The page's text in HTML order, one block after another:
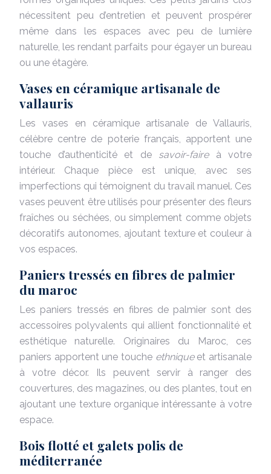
nécessitent peu d’entretien et peuvent prospérer
même dans les espaces avec peu de lumière
naturelle, les rendant parfaits pour égayer un bureau
ou une étagère.
Vases en céramique artisanale de
vallauris
Les vases en céramique artisanale de Vallauris,
célèbre centre de poterie français, apportent une
touche d’authenticité et de savoir-faire à votre
intérieur. Chaque pièce est unique, avec ses
imperfections qui témoignent du travail manuel. Ces
vases peuvent être utilisés pour présenter des fleurs
fraîches ou séchées, ou simplement comme objets
décoratifs autonomes, ajoutant texture et couleur à
vos espaces.
Paniers tressés en fibres de palmier
du maroc
Les paniers tressés en fibres de palmier sont des
accessoires polyvalents qui allient fonctionnalité et
esthétique naturelle. Originaires du Maroc, ces
paniers apportent une touche ethnique et artisanale
à votre décor. Ils peuvent servir à ranger des
couvertures, des magazines, ou des plantes, tout en
ajoutant une texture organique intéressante à votre
espace.
Bois flotté et galets polis de
méditerranée